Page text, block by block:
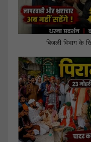
बिजली विभाग के